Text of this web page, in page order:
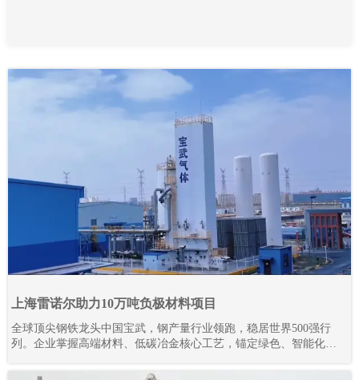
上海雷诺尔助力10万吨负极材料项目
全球顶尖钢铁龙头中国宝武，钢产量行业领跑，稳居世界500强行
列。企业掌握高端材料、低碳冶金核心工艺，锚定绿色、智能化发